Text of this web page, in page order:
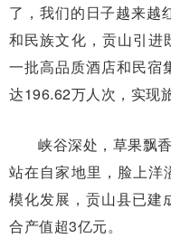
了，我们的日子越来越
和民族文化，贡山引进
一批高品质酒店和民宿
达196.62万人次，实现
峡谷深处，草果飘
站在自家地里，脸上
模化发展，贡山县已建
合产值超3亿元。